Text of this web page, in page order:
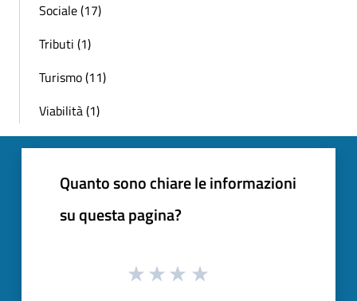
Sociale (17)
Tributi (1)
Turismo (11)
Viabilità (1)
Quanto sono chiare le informazioni
su questa pagina?